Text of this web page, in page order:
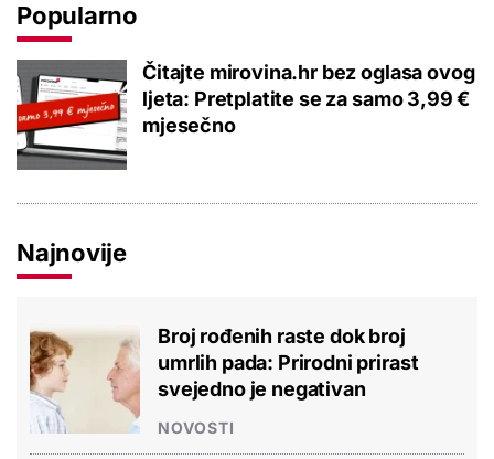
Popularno
Čitajte mirovina.hr bez oglasa ovog
ljeta: Pretplatite se za samo 3,99 €
mjesečno
Najnovije
Broj rođenih raste dok broj
umrlih pada: Prirodni prirast
svejedno je negativan
NOVOSTI